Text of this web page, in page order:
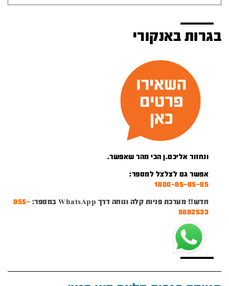
בגרות באנקורי
ונחזור אליכם.ן הכי מהר שאפשר.
אפשר גם לצלצל למספר:
1800-85-85-85
חדש!! מערכת פניות קלה ונוחה דרך WhatsApp במספר:
055-
9882533